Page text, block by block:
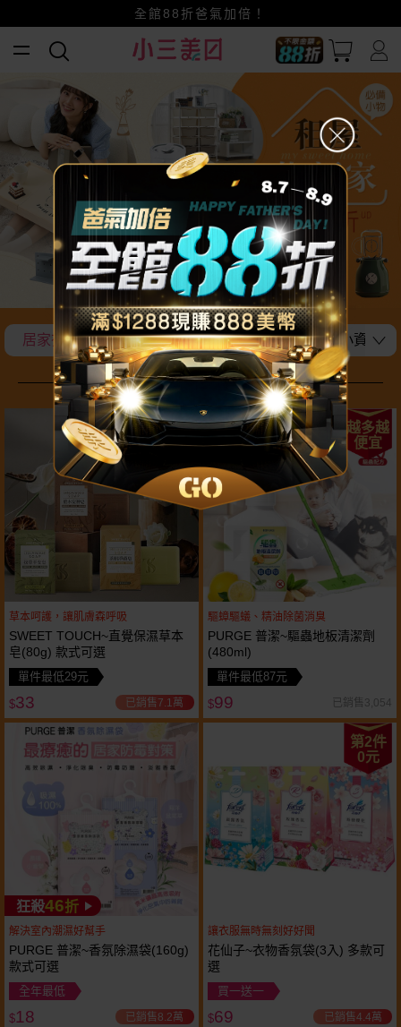
賺美幣~換好禮~立即換GO~
小三美日x全支付~美幣+全點折上折超划算
全館88折爸氣加倍！
居家夯品排行大公開 換季衣物收納全攻略！ 小資族最
居家夯品排行大公開
越多越
便宜
草本呵護，讓肌膚森呼吸
SWEET TOUCH~直覺保濕草本
皂(80g) 款式可選
單件最低29元
$33 已銷售7.1萬
越多越
便宜
驅蟑驅蟻、精油除菌消臭
PURGE 普潔~驅蟲地板清潔劑
(480ml)
單件最低87元
$99 已銷售3,054
狂殺46折
解決室內潮濕好幫手
PURGE 普潔~香氛除濕袋(160g)
款式可選
全年最低
$18 已銷售8.2萬
第2件
0元
讓衣服無時無刻好好聞
花仙子~衣物香氛袋(3入) 多款可
選
買一送一
$69 已銷售4.4萬